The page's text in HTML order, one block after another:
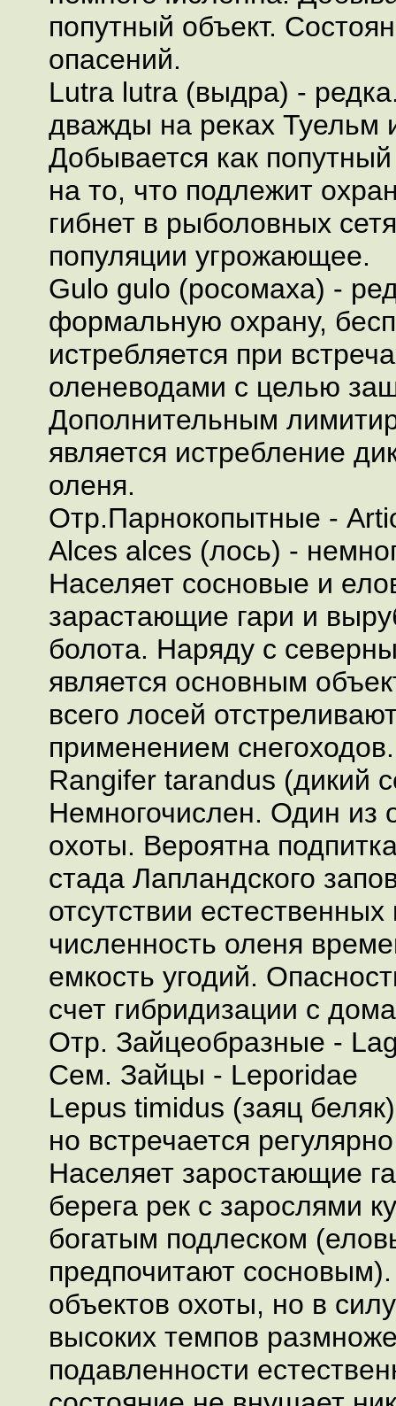
попутный объект.
опасений.
Lutra lutra (выдра) -
дважды на реках Туельм
Добывается как
на то, что подлежит
гибнет в рыболовных
популяции угрожающее.
Gulo gulo (росомаха) -
формальную охрану,
истребляется при
оленеводами с целью
Дополнительным
является истребление
оленя.
Отр.Парнокопытные -
Alces alces (лось) -
Населяет сосновые и
зарастающие гари и
болота. Наряду с
является основным
всего лосей
применением снегоходов.
Rangifer tarandus (дикий
Немногочислен. Один из
охоты. Вероятна
стада Лапландского
отсутствии естественных
численность оленя
емкость угодий.
счет гибридизации с
Отр. Зайцеобразные -
Cем. Зайцы - Leporidae
Lepus timidus (заяц
но встречается
Населяет заростающие
берега рек с зарослями
богатым подлеском
предпочитают
объектов охоты, но в
высоких темпов
подавленности